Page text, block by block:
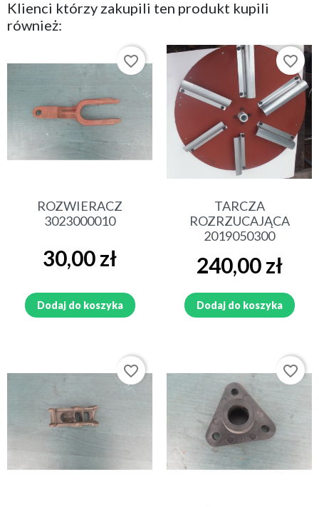
Klienci którzy zakupili ten produkt kupili
również:
ROZWIERACZ
3023000010
Cena
30,00 zł
Dodaj do koszyka
favorite_border
TARCZA
ROZRZUCAJĄCA
2019050300
Cena
240,00 zł
Dodaj do koszyka
favorite_border
favorite_border favorite_border